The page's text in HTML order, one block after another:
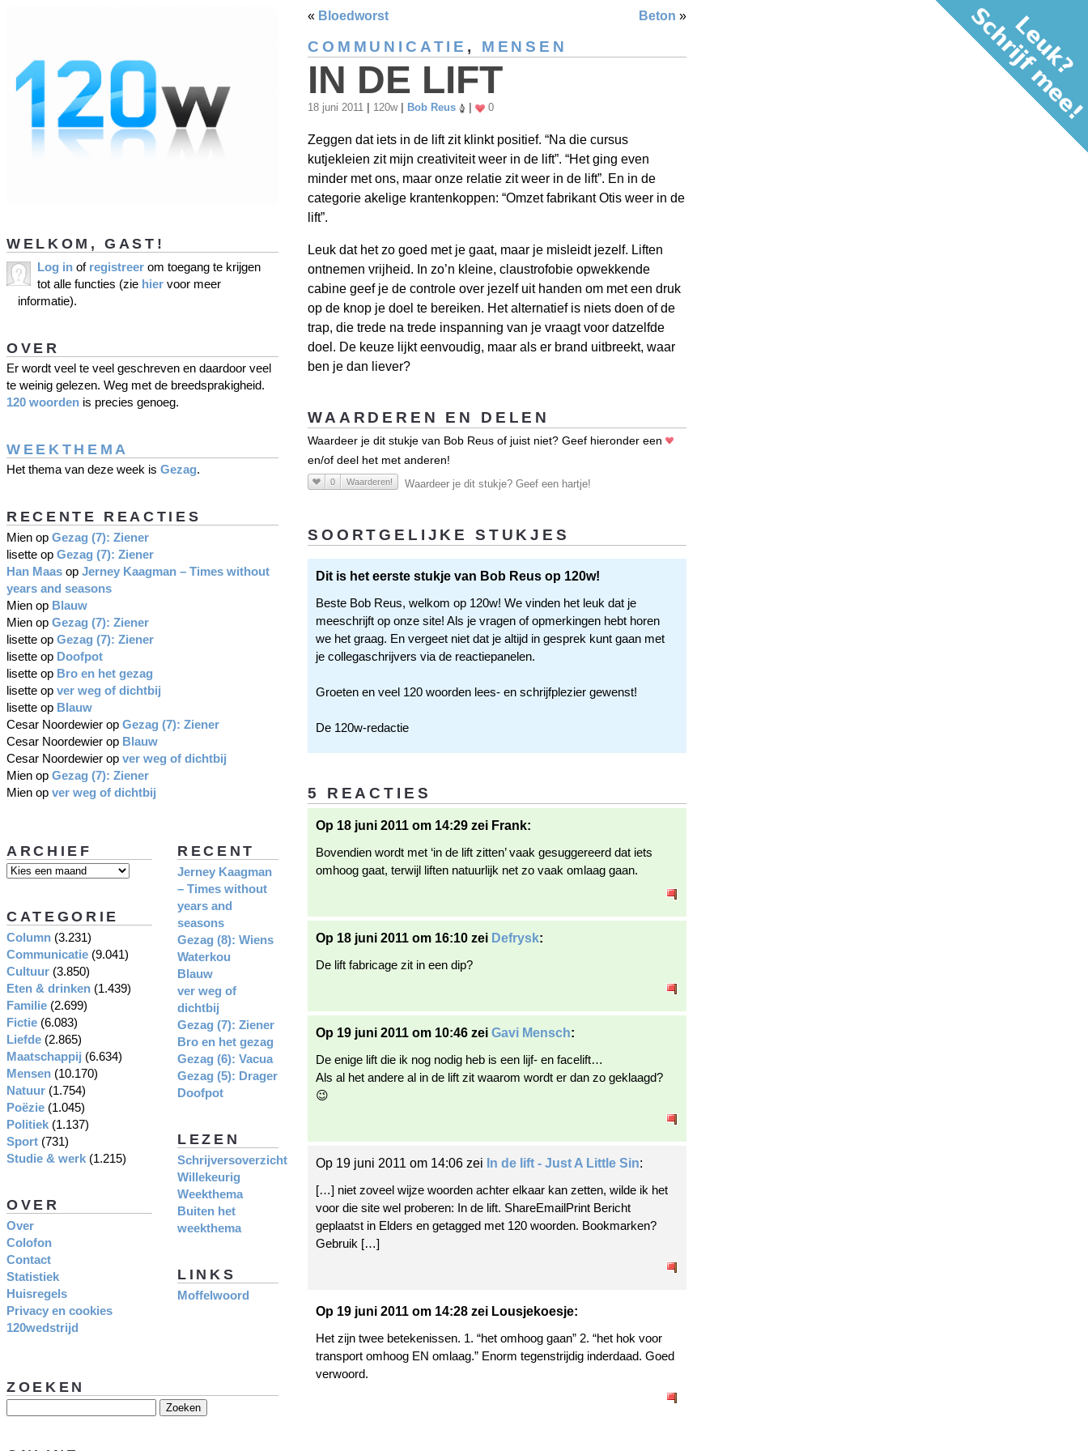
« Bloedworst Beton »
COMMUNICATIE , MENSEN
IN DE LIFT
18 juni 2011 120w Bob Reus 0
Zeggen dat iets in de lift zit klinkt positief. “Na die cursus
kutjekleien zit mijn creativiteit weer in de lift”. “Het ging even
minder met ons, maar onze relatie zit weer in de lift”. En in de
categorie akelige krantenkoppen: “Omzet fabrikant Otis weer in de
lift”.
Leuk dat het zo goed met je gaat, maar je misleidt jezelf. Liften
ontnemen vrijheid. In zo’n kleine, claustrofobie opwekkende
cabine geef je de controle over jezelf uit handen om met een druk
op de knop je doel te bereiken. Het alternatief is niets doen of de
trap, die trede na trede inspanning van je vraagt voor datzelfde
doel. De keuze lijkt eenvoudig, maar als er brand uitbreekt, waar
ben je dan liever?
WAARDEREN EN DELEN
Waardeer je dit stukje van Bob Reus of juist niet? Geef hieronder een
en/of deel het met anderen!
0 Waarderen! Waardeer je dit stukje? Geef een hartje!
SOORTGELIJKE STUKJES
Dit is het eerste stukje van Bob Reus op 120w!
Beste Bob Reus, welkom op 120w! We vinden het leuk dat je
meeschrijft op onze site! Als je vragen of opmerkingen hebt horen
we het graag. En vergeet niet dat je altijd in gesprek kunt gaan met
je collegaschrijvers via de reactiepanelen.
Groeten en veel 120 woorden lees- en schrijfplezier gewenst!
De 120w-redactie
5 REACTIES
Op 18 juni 2011 om 14:29 zei Frank:
Bovendien wordt met ‘in de lift zitten’ vaak gesuggereerd dat iets
omhoog gaat, terwijl liften natuurlijk net zo vaak omlaag gaan.
Op 18 juni 2011 om 16:10 zei Defrysk:
De lift fabricage zit in een dip?
Op 19 juni 2011 om 10:46 zei Gavi Mensch:
De enige lift die ik nog nodig heb is een lijf- en facelift…
Als al het andere al in de lift zit waarom wordt er dan zo geklaagd?
😉
Op 19 juni 2011 om 14:06 zei In de lift - Just A Little Sin:
[…] niet zoveel wijze woorden achter elkaar kan zetten, wilde ik het
voor die site wel proberen: In de lift. ShareEmailPrint Bericht
geplaatst in Elders en getagged met 120 woorden. Bookmarken?
Gebruik […]
Op 19 juni 2011 om 14:28 zei Lousjekoesje:
Het zijn twee betekenissen. 1. “het omhoog gaan” 2. “het hok voor
transport omhoog EN omlaag.” Enorm tegenstrijdig inderdaad. Goed
verwoord.
WELKOM, GAST!
Log in of registreer om toegang te krijgen
tot alle functies (zie hier voor meer
informatie).
OVER
Er wordt veel te veel geschreven en daardoor veel
te weinig gelezen. Weg met de breedsprakigheid.
120 woorden is precies genoeg.
WEEKTHEMA
Het thema van deze week is Gezag.
RECENTE REACTIES
Mien op Gezag (7): Ziener
lisette op Gezag (7): Ziener
Han Maas op Jerney Kaagman – Times without
years and seasons
Mien op Blauw
Mien op Gezag (7): Ziener
lisette op Gezag (7): Ziener
lisette op Doofpot
lisette op Bro en het gezag
lisette op ver weg of dichtbij
lisette op Blauw
Cesar Noordewier op Gezag (7): Ziener
Cesar Noordewier op Blauw
Cesar Noordewier op ver weg of dichtbij
Mien op Gezag (7): Ziener
Mien op ver weg of dichtbij
RECENT
Jerney Kaagman
– Times without
years and
seasons
Gezag (8): Wiens
Waterkou
Blauw
ver weg of
dichtbij
Gezag (7): Ziener
Bro en het gezag
Gezag (6): Vacua
Gezag (5): Drager
Doofpot
LEZEN
Schrijversoverzicht
Willekeurig
Weekthema
Buiten het
weekthema
LINKS
Moffelwoord
ARCHIEF
CATEGORIE
Column (3.231)
Communicatie (9.041)
Cultuur (3.850)
Eten & drinken (1.439)
Familie (2.699)
Fictie (6.083)
Liefde (2.865)
Maatschappij (6.634)
Mensen (10.170)
Natuur (1.754)
Poëzie (1.045)
Politiek (1.137)
Sport (731)
Studie & werk (1.215)
OVER
Over
Colofon
Contact
Statistiek
Huisregels
Privacy en cookies
120wedstrijd
ZOEKEN